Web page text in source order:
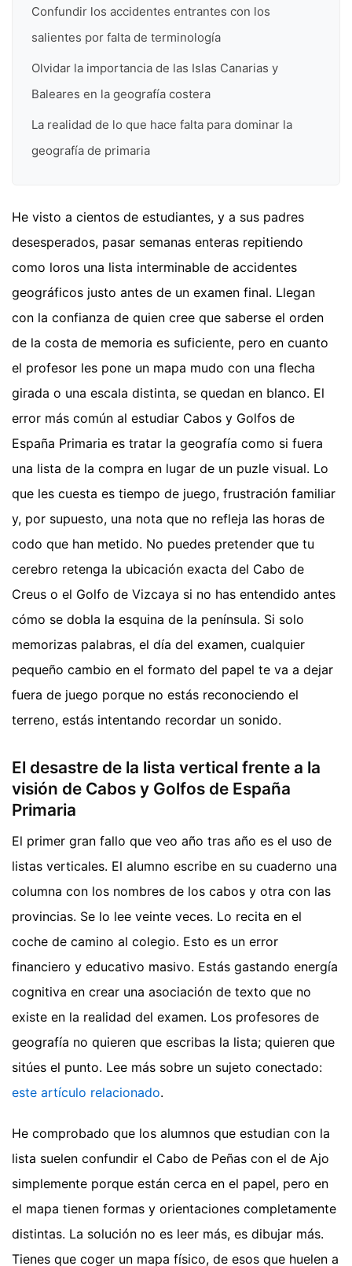
Confundir los accidentes entrantes con los
salientes por falta de terminología
Olvidar la importancia de las Islas Canarias y
Baleares en la geografía costera
La realidad de lo que hace falta para dominar la
geografía de primaria
He visto a cientos de estudiantes, y a sus padres
desesperados, pasar semanas enteras repitiendo
como loros una lista interminable de accidentes
geográficos justo antes de un examen final. Llegan
con la confianza de quien cree que saberse el orden
de la costa de memoria es suficiente, pero en cuanto
el profesor les pone un mapa mudo con una flecha
girada o una escala distinta, se quedan en blanco. El
error más común al estudiar Cabos y Golfos de
España Primaria es tratar la geografía como si fuera
una lista de la compra en lugar de un puzle visual. Lo
que les cuesta es tiempo de juego, frustración familiar
y, por supuesto, una nota que no refleja las horas de
codo que han metido. No puedes pretender que tu
cerebro retenga la ubicación exacta del Cabo de
Creus o el Golfo de Vizcaya si no has entendido antes
cómo se dobla la esquina de la península. Si solo
memorizas palabras, el día del examen, cualquier
pequeño cambio en el formato del papel te va a dejar
fuera de juego porque no estás reconociendo el
terreno, estás intentando recordar un sonido.
El desastre de la lista vertical frente a la
visión de Cabos y Golfos de España
Primaria
El primer gran fallo que veo año tras año es el uso de
listas verticales. El alumno escribe en su cuaderno una
columna con los nombres de los cabos y otra con las
provincias. Se lo lee veinte veces. Lo recita en el
coche de camino al colegio. Esto es un error
financiero y educativo masivo. Estás gastando energía
cognitiva en crear una asociación de texto que no
existe en la realidad del examen. Los profesores de
geografía no quieren que escribas la lista; quieren que
sitúes el punto. Lee más sobre un sujeto conectado:
este artículo relacionado.
He comprobado que los alumnos que estudian con la
lista suelen confundir el Cabo de Peñas con el de Ajo
simplemente porque están cerca en el papel, pero en
el mapa tienen formas y orientaciones completamente
distintas. La solución no es leer más, es dibujar más.
Tienes que coger un mapa físico, de esos que huelen a